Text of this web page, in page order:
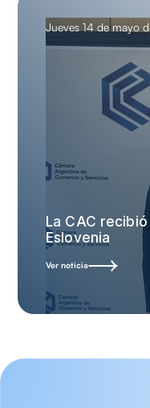
Jueves 14 de mayo
La CAC
Eslovenia
Ver noticia